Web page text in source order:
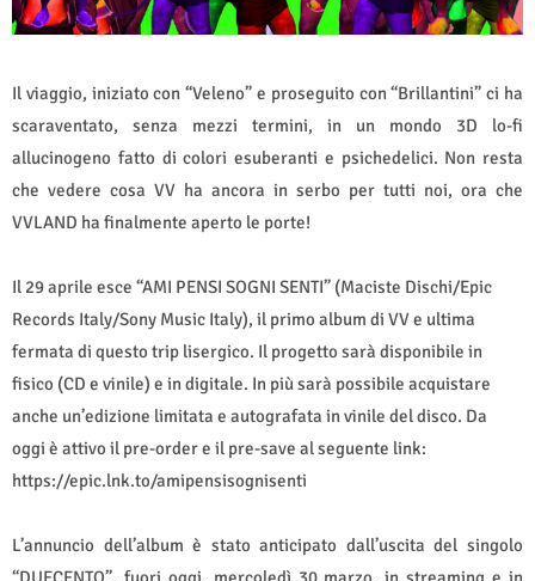
Il viaggio, iniziato con “Veleno” e proseguito con “Brillantini” ci ha
scaraventato, senza mezzi termini, in un mondo 3D lo-fi
allucinogeno fatto di colori esuberanti e psichedelici. Non resta
che vedere cosa VV ha ancora in serbo per tutti noi, ora che
VVLAND ha finalmente aperto le porte!
Il 29 aprile esce “AMI PENSI SOGNI SENTI” (Maciste Dischi/Epic
Records Italy/Sony Music Italy), il primo album di VV e ultima
fermata di questo trip lisergico. Il progetto sarà disponibile in
fisico (CD e vinile) e in digitale. In più sarà possibile acquistare
anche un’edizione limitata e autografata in vinile del disco. Da
oggi è attivo il pre-order e il pre-save al seguente link:
https://epic.lnk.to/amipensisognisenti
L’annuncio dell’album è stato anticipato dall’uscita del singolo